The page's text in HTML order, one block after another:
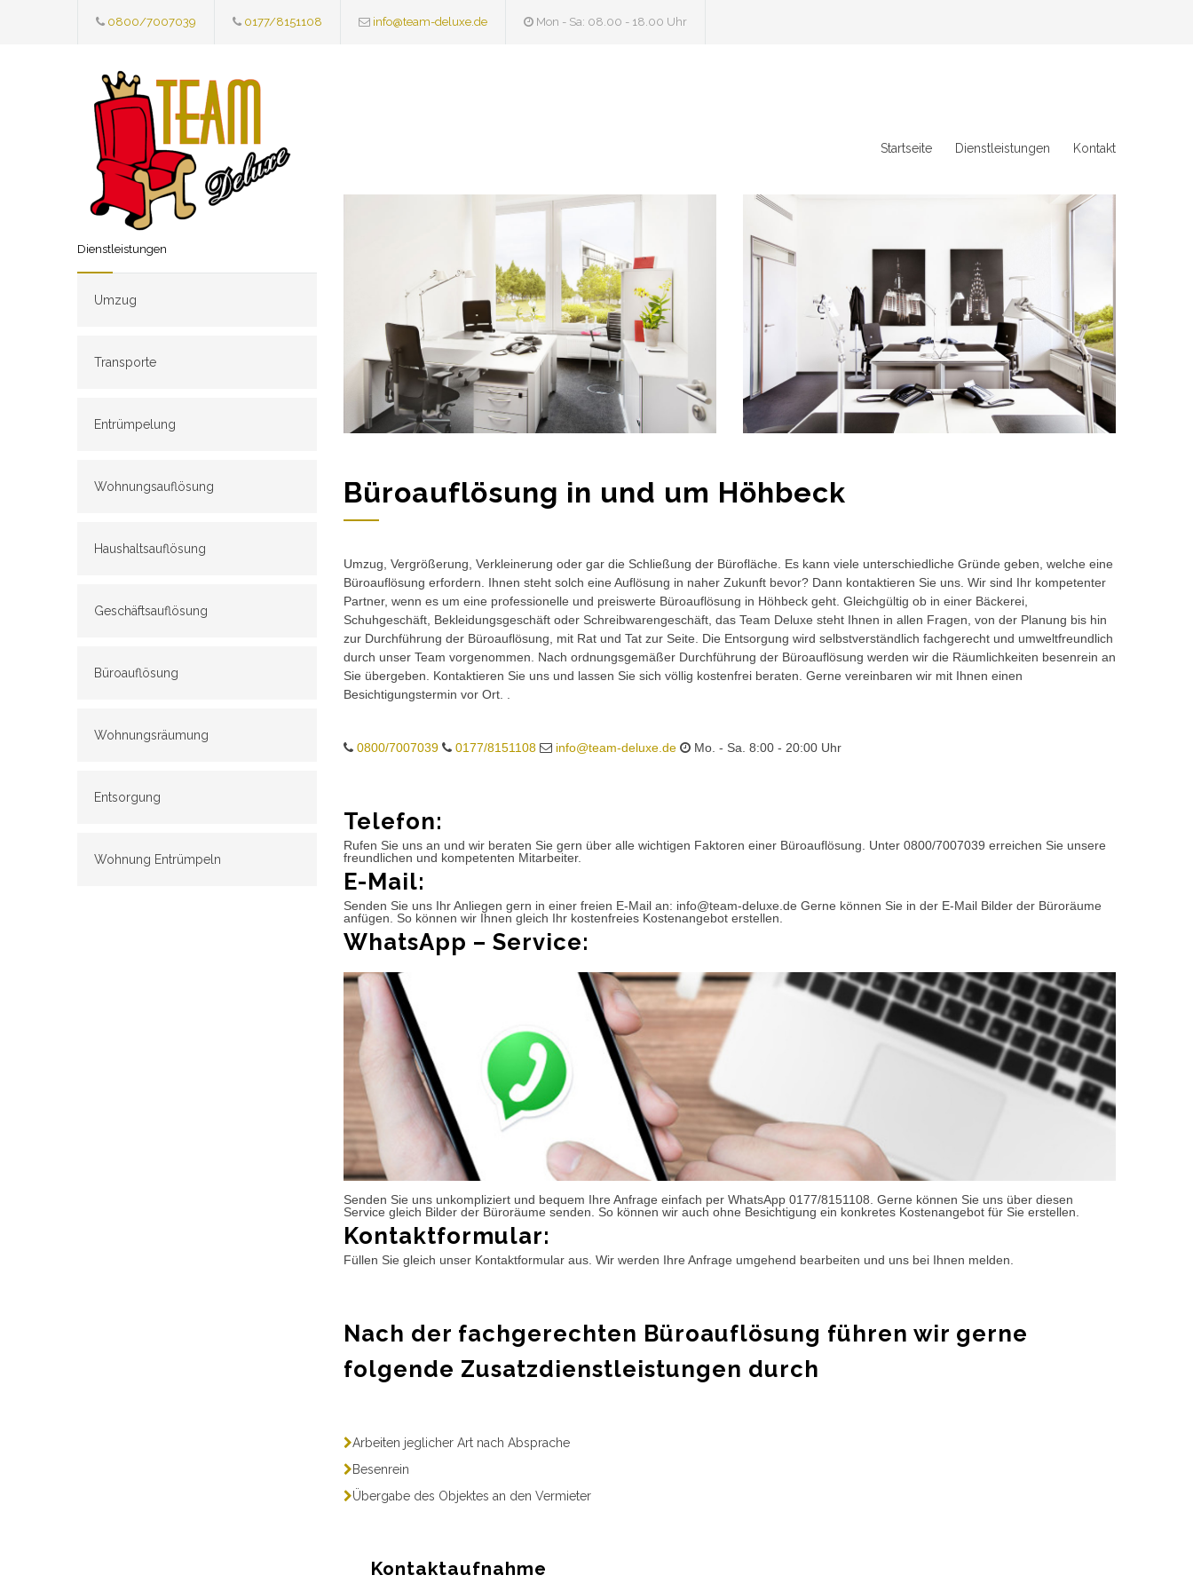
0800/7007039 0177/8151108 info@team-deluxe.de Mon - Sa: 08.00 - 18.00 Uhr
Startseite Dienstleistungen Kontakt
Dienstleistungen
Umzug
Transporte
Entrümpelung
Wohnungsauflösung
Haushaltsauflösung
Geschäftsauflösung
Büroauflösung
Wohnungsräumung
Entsorgung
Wohnung Entrümpeln
Büroauflösung in und um Höhbeck
Umzug, Vergrößerung, Verkleinerung oder gar die Schließung der Bürofläche. Es kann viele unterschiedliche Gründe geben, welche eine
Büroauflösung erfordern. Ihnen steht solch eine Auflösung in naher Zukunft bevor? Dann kontaktieren Sie uns. Wir sind Ihr kompetenter
Partner, wenn es um eine professionelle und preiswerte Büroauflösung in Höhbeck geht. Gleichgültig ob in einer Bäckerei,
Schuhgeschäft, Bekleidungsgeschäft oder Schreibwarengeschäft, das Team Deluxe steht Ihnen in allen Fragen, von der Planung bis hin
zur Durchführung der Büroauflösung, mit Rat und Tat zur Seite. Die Entsorgung wird selbstverständlich fachgerecht und umweltfreundlich
durch unser Team vorgenommen. Nach ordnungsgemäßer Durchführung der Büroauflösung werden wir die Räumlichkeiten besenrein an
Sie übergeben. Kontaktieren Sie uns und lassen Sie sich völlig kostenfrei beraten. Gerne vereinbaren wir mit Ihnen einen
Besichtigungstermin vor Ort. .
0800/7007039 0177/8151108 info@team-deluxe.de Mo. - Sa. 8:00 - 20:00 Uhr
Telefon:
Rufen Sie uns an und wir beraten Sie gern über alle wichtigen Faktoren einer Büroauflösung. Unter 0800/7007039 erreichen Sie unsere
freundlichen und kompetenten Mitarbeiter.
E-Mail:
Senden Sie uns Ihr Anliegen gern in einer freien E-Mail an: info@team-deluxe.de Gerne können Sie in der E-Mail Bilder der Büroräume
anfügen. So können wir Ihnen gleich Ihr kostenfreies Kostenangebot erstellen.
WhatsApp – Service:
Senden Sie uns unkompliziert und bequem Ihre Anfrage einfach per WhatsApp 0177/8151108. Gerne können Sie uns über diesen
Service gleich Bilder der Büroräume senden. So können wir auch ohne Besichtigung ein konkretes Kostenangebot für Sie erstellen.
Kontaktformular:
Füllen Sie gleich unser Kontaktformular aus. Wir werden Ihre Anfrage umgehend bearbeiten und uns bei Ihnen melden.
Nach der fachgerechten Büroauflösung führen wir gerne
folgende Zusatzdienstleistungen durch
Arbeiten jeglicher Art nach Absprache
Besenrein
Übergabe des Objektes an den Vermieter
Kontaktaufnahme